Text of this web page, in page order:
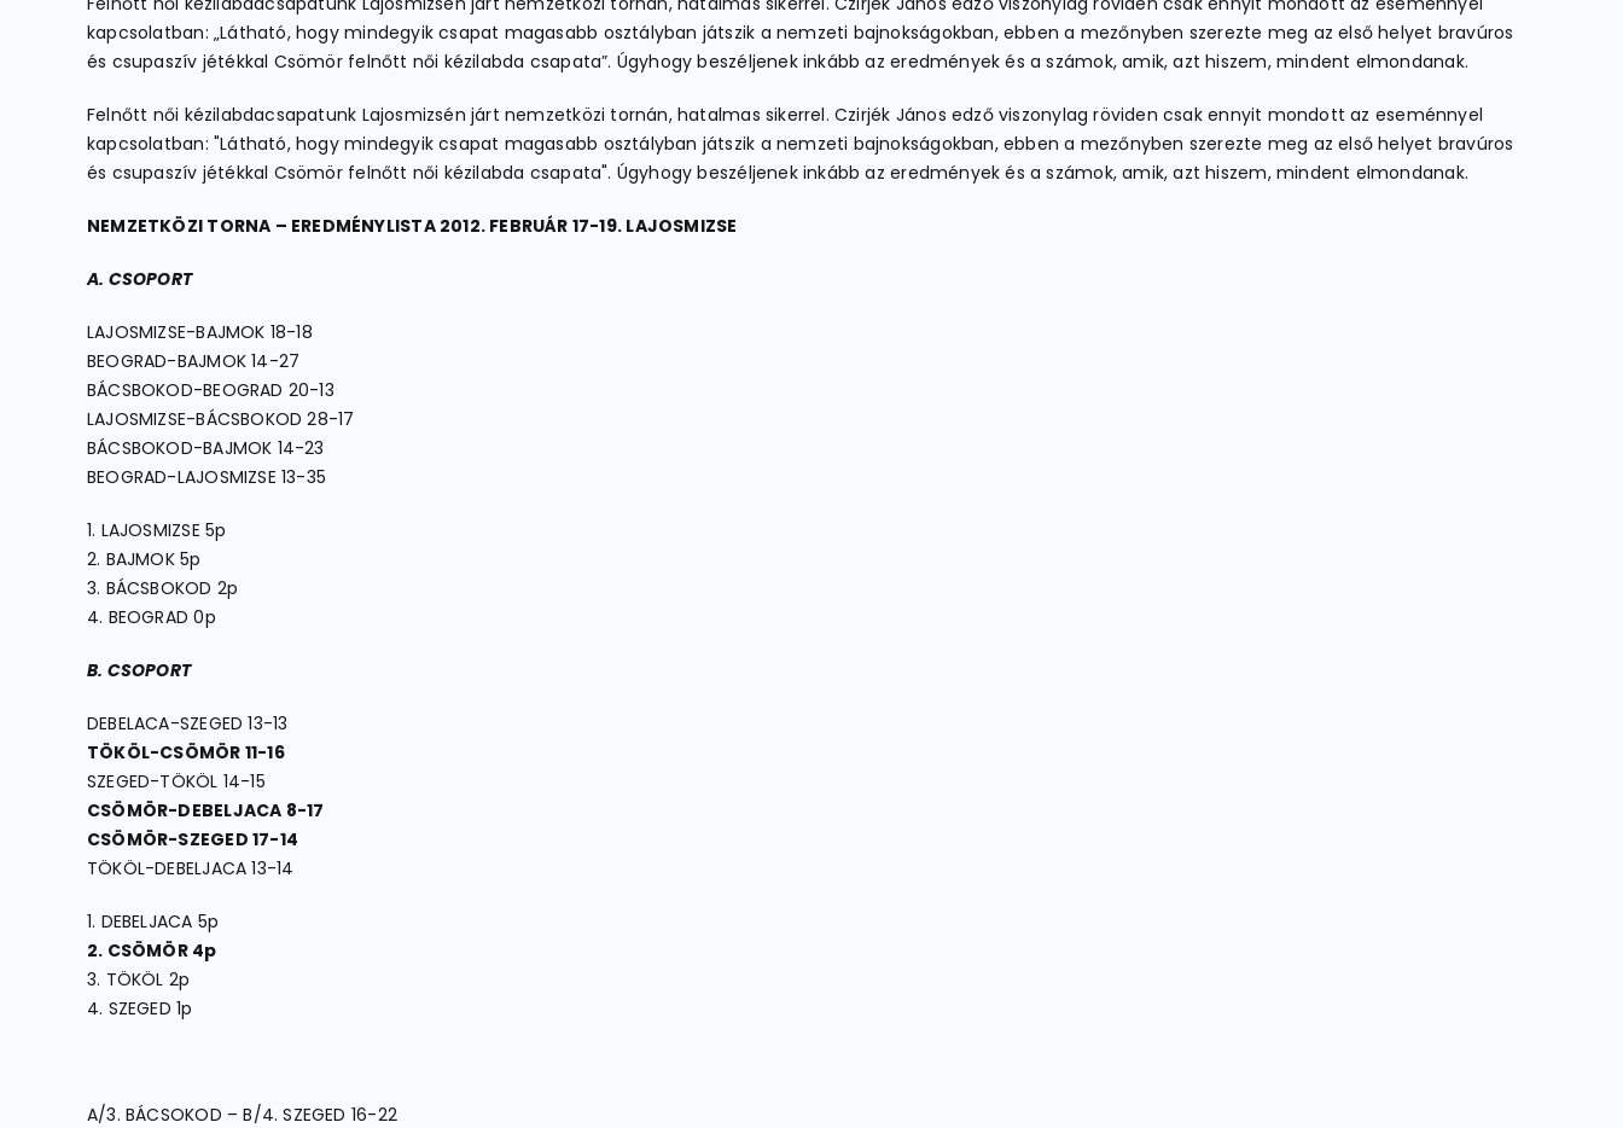
kapcsolatban: „Látható, hogy mindegyik csapat magasabb osztályban játszik a nemzeti bajnokságokban, ebben a mezőnyben szerezte meg az első helyet bravúros
és csupaszív jétékkal Csömör felnőtt női kézilabda csapata”. Úgyhogy beszéljenek inkább az eredmények és a számok, amik, azt hiszem, mindent elmondanak.
Felnőtt női kézilabdacsapatunk Lajosmizsén járt nemzetközi tornán, hatalmas sikerrel. Czirjék János edző viszonylag röviden csak ennyit mondott az eseménnyel
kapcsolatban: "Látható, hogy mindegyik csapat magasabb osztályban játszik a nemzeti bajnokságokban, ebben a mezőnyben szerezte meg az első helyet bravúros
és csupaszív jétékkal Csömör felnőtt női kézilabda csapata". Úgyhogy beszéljenek inkább az eredmények és a számok, amik, azt hiszem, mindent elmondanak.
NEMZETKÖZI TORNA – EREDMÉNYLISTA 2012. FEBRUÁR 17-19. LAJOSMIZSE
A. CSOPORT
LAJOSMIZSE-BAJMOK 18-18
BEOGRAD-BAJMOK 14-27
BÁCSBOKOD-BEOGRAD 20-13
LAJOSMIZSE-BÁCSBOKOD 28-17
BÁCSBOKOD-BAJMOK 14-23
BEOGRAD-LAJOSMIZSE 13-35
1. LAJOSMIZSE 5p
2. BAJMOK 5p
3. BÁCSBOKOD 2p
4. BEOGRAD 0p
B. CSOPORT
DEBELACA-SZEGED 13-13
TÖKÖL-CSÖMÖR 11-16
SZEGED-TÖKÖL 14-15
CSÖMÖR-DEBELJACA 8-17
CSÖMÖR-SZEGED 17-14
TÖKÖL-DEBELJACA 13-14
1. DEBELJACA 5p
2. CSÖMÖR 4p
3. TÖKÖL 2p
4. SZEGED 1p
A/3. BÁCSOKOD – B/4. SZEGED 16-22